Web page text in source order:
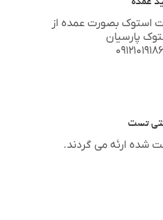
استوک بصورت عمده از
پارسیان
تست
شده ارئه می گردند.